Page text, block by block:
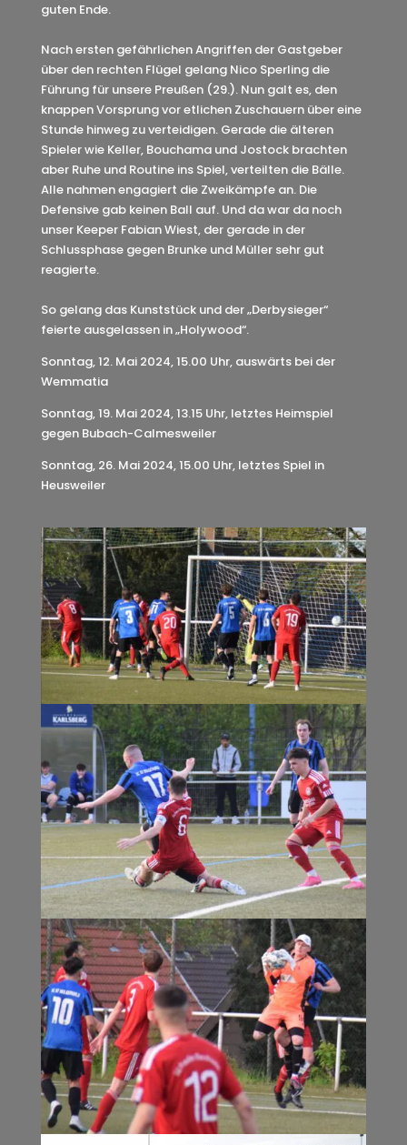
guten Ende.
Nach ersten gefährlichen Angriffen der Gastgeber
über den rechten Flügel gelang Nico Sperling die
Führung für unsere Preußen (29.). Nun galt es, den
knappen Vorsprung vor etlichen Zuschauern über eine
Stunde hinweg zu verteidigen. Gerade die älteren
Spieler wie Keller, Bouchama und Jostock brachten
aber Ruhe und Routine ins Spiel, verteilten die Bälle.
Alle nahmen engagiert die Zweikämpfe an. Die
Defensive gab keinen Ball auf. Und da war da noch
unser Keeper Fabian Wiest, der gerade in der
Schlussphase gegen Brunke und Müller sehr gut
reagierte.
So gelang das Kunststück und der „Derbysieger“
feierte ausgelassen in „Holywood“.
Sonntag, 12. Mai 2024, 15.00 Uhr, auswärts bei der
Wemmatia
Sonntag, 19. Mai 2024, 13.15 Uhr, letztes Heimspiel
gegen Bubach-Calmesweiler
Sonntag, 26. Mai 2024, 15.00 Uhr, letztes Spiel in
Heusweiler